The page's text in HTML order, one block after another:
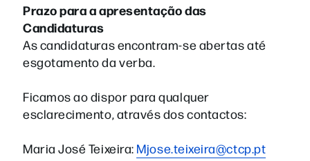
Prazo para a apresentação das
Candidaturas
As candidaturas encontram-se abertas até
esgotamento da verba.
Ficamos ao dispor para qualquer
esclarecimento, através dos contactos:
Maria José Teixeira: Mjose.teixeira@ctcp.pt